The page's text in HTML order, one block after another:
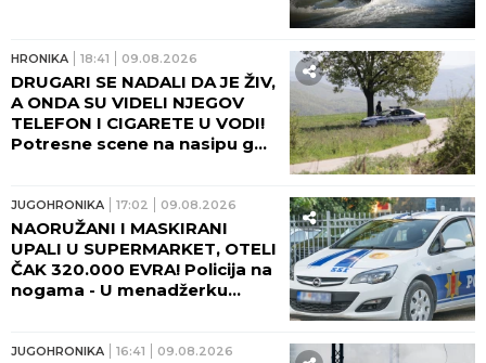
HRONIKA 18:41 09.08.2026
DRUGARI SE NADALI DA JE ŽIV,
A ONDA SU VIDELI NJEGOV
TELEFON I CIGARETE U VODI!
Potresne scene na nasipu gde
JUGOHRONIKA 17:02 09.08.2026
NAORUŽANI I MASKIRANI
UPALI U SUPERMARKET, OTELI
ČAK 320.000 EVRA! Policija na
nogama - U menadžerku
JUGOHRONIKA 16:41 09.08.2026